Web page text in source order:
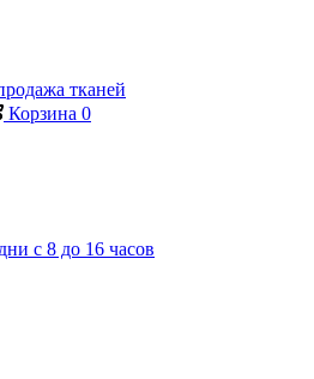
Корзина 0
с 8 до 16 часов